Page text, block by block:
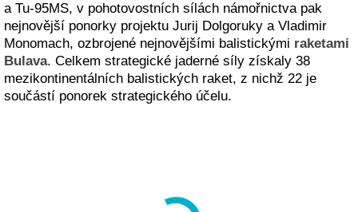
a Tu-95MS, v pohotovostních sílách námořnictva pak
nejnovější ponorky projektu Jurij Dolgoruky a Vladimir
Monomach, ozbrojené nejnovějšími balistickými raketami
Bulava. Celkem strategické jaderné síly získaly 38
mezikontinentálních balistických raket, z nichž 22 je
součástí ponorek strategického účelu.